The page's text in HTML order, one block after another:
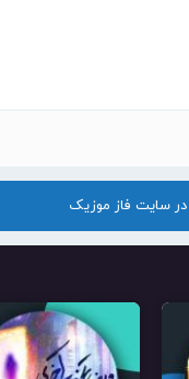
سایت فاز موزیک